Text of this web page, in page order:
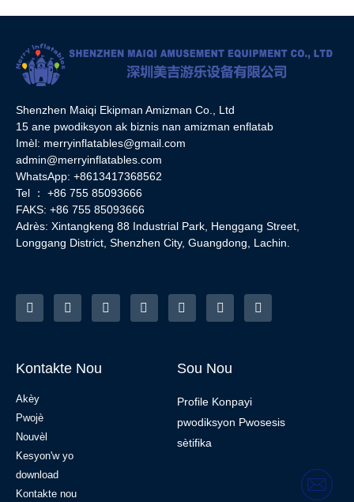
Shenzhen Maiqi Ekipman Amizman Co., Ltd
15 ane pwodiksyon ak biznis nan amizman enflatab
Imèl: merryinflatables@gmail.com
admin@merryinflatables.com
WhatsApp: +8613417368562
Tel ： +86 755 85093666
FAKS: +86 755 85093666
Adrès: Xintangkeng 88 Industrial Park, Henggang Street,
Longgang District, Shenzhen City, Guangdong, Lachin.
Kontakte Nou
Akèy
Pwojè
Nouvèl
Kesyon'w yo
download
Kontakte nou
Sou Nou
Profile Konpayi
pwodiksyon Pwosesis
sètifika